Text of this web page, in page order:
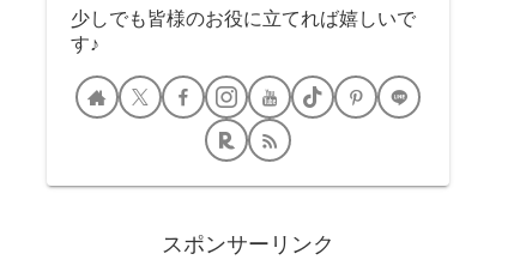
少しでも皆様のお役に立てれば嬉しいで
す♪
スポンサーリンク